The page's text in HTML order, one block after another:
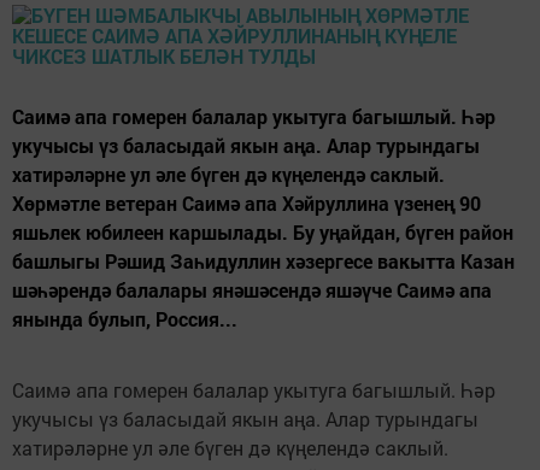
Саимә апа гомерен балалар укытуга багышлый. Һәр
укучысы үз баласыдай якын аңа. Алар турындагы
хатирәләрне ул әле бүген дә күңелендә саклый.
Хөрмәтле ветеран Саимә апа Хәйруллина үзенең 90
яшьлек юбилеен каршылады. Бу уңайдан, бүген район
башлыгы Рәшид Заһидуллин хәзергесе вакытта Казан
шәһәрендә балалары янәшәсендә яшәүче Саимә апа
янында булып, Россия...
Саимә апа гомерен балалар укытуга багышлый. Һәр
укучысы үз баласыдай якын аңа. Алар турындагы
хатирәләрне ул әле бүген дә күңелендә саклый.